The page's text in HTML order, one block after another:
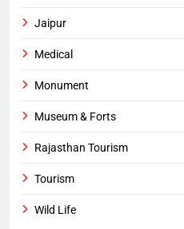
Jaipur
Medical
Monument
Museum & Forts
Rajasthan Tourism
Tourism
Wild Life